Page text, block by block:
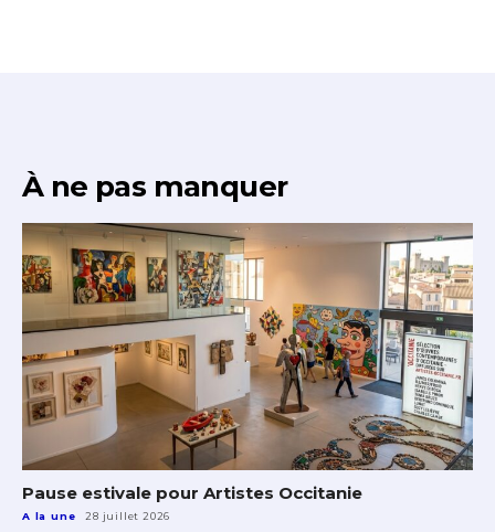
À ne pas manquer
Pause estivale pour Artistes Occitanie
A la une 28 juillet 2026